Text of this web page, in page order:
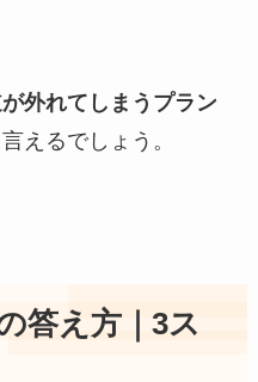
外れてしまうプラン
言えるでしょう。
答え方｜3ス